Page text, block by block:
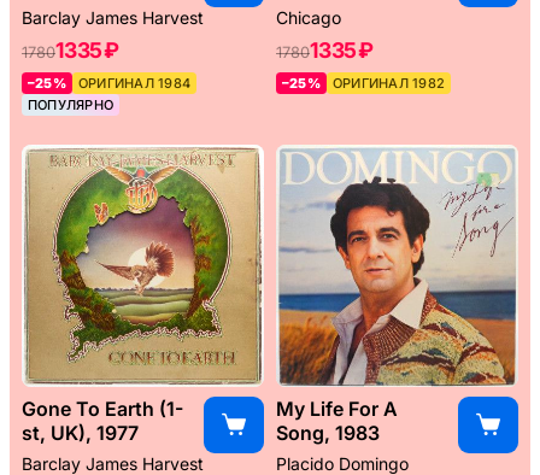
Barclay James Harvest
17801335 ₽
–25%
ОРИГИНАЛ 1984
ПОПУЛЯРНО
Chicago
17801335 ₽
–25% ОРИГИНАЛ 1982
Gone To Earth (1-
st, UK), 1977
Barclay James Harvest
My Life For A
Song, 1983
Placido Domingo